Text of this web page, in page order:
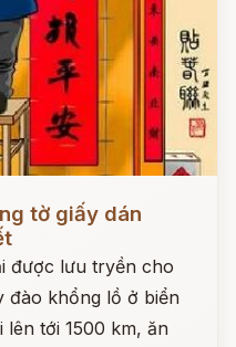
tờ giấy dán
được lưu tryền cho
đào khổng lồ ở biển
tới 1500 km, ăn